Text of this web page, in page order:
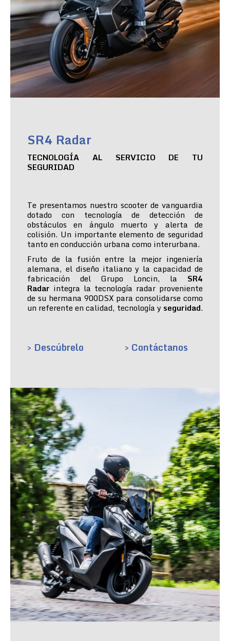
SR4 Radar
TECNOLOGÍA AL SERVICIO DE TU
SEGURIDAD
Te presentamos nuestro scooter de vanguardia
dotado con tecnología de detección de
obstáculos en ángulo muerto y alerta de
colisión. Un importante elemento de seguridad
tanto en conducción urbana como interurbana.
Fruto de la fusión entre la mejor ingeniería
alemana, el diseño italiano y la capacidad de
fabricación del Grupo Loncin, la SR4
Radar integra la tecnología radar proveniente
de su hermana 900DSX para consolidarse como
un referente en calidad, tecnología y seguridad.
> Descúbrelo > Contáctanos